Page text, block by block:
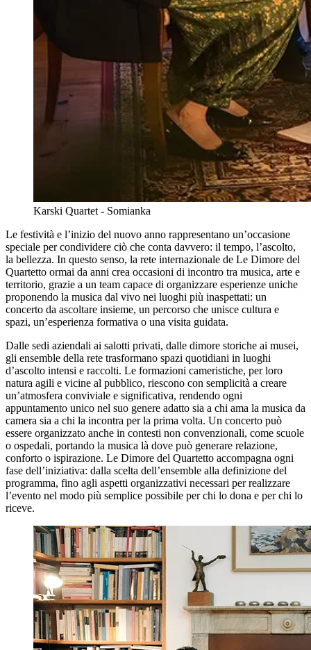
Karski Quartet - Somianka
Le festività e l’inizio del nuovo anno rappresentano un’occasione
speciale per condividere ciò che conta davvero: il tempo, l’ascolto,
la bellezza. In questo senso, la rete internazionale de Le Dimore del
Quartetto ormai da anni crea occasioni di incontro tra musica, arte e
territorio, grazie a un team capace di organizzare esperienze uniche
proponendo la musica dal vivo nei luoghi più inaspettati: un
concerto da ascoltare insieme, un percorso che unisce cultura e
spazi, un’esperienza formativa o una visita guidata.
Dalle sedi aziendali ai salotti privati, dalle dimore storiche ai musei,
gli ensemble della rete trasformano spazi quotidiani in luoghi
d’ascolto intensi e raccolti. Le formazioni cameristiche, per loro
natura agili e vicine al pubblico, riescono con semplicità a creare
un’atmosfera conviviale e significativa, rendendo ogni
appuntamento unico nel suo genere adatto sia a chi ama la musica da
camera sia a chi la incontra per la prima volta. Un concerto può
essere organizzato anche in contesti non convenzionali, come scuole
o ospedali, portando la musica là dove può generare relazione,
conforto o ispirazione. Le Dimore del Quartetto accompagna ogni
fase dell’iniziativa: dalla scelta dell’ensemble alla definizione del
programma, fino agli aspetti organizzativi necessari per realizzare
l’evento nel modo più semplice possibile per chi lo dona e per chi lo
riceve.